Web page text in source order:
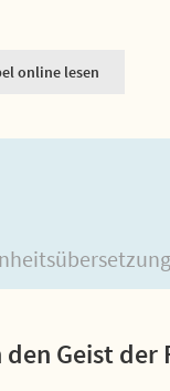
online lesen
Geist